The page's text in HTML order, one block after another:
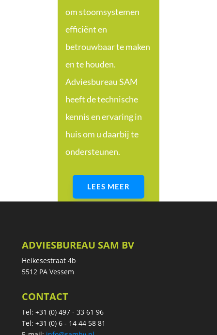
om stoomsystemen
efficiënt en
betrouwbaar te maken
en te houden.
Adviesbureau SAM
heeft de technische
kennis en ervaring in
huis om u daarbij te
ondersteunen.
LEES MEER
ADVIESBUREAU SAM BV
Heikesestraat 4b
5512 PA Vessem
CONTACT
Tel: +31 (0) 497 - 33 61 96
Tel: +31 (0) 6 - 14 44 58 81